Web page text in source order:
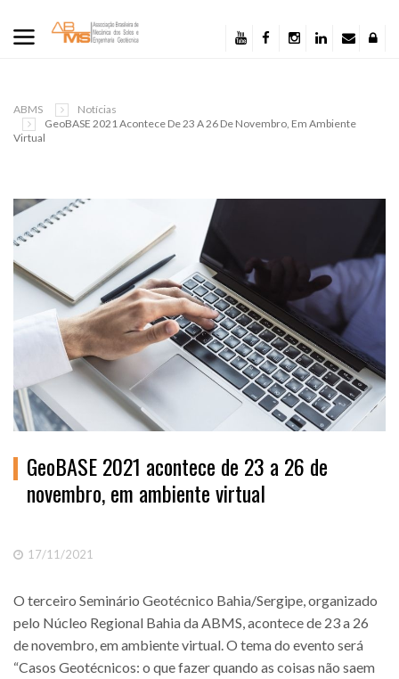
ABMS
Notícias
GeoBASE 2021 Acontece De 23 A 26 De Novembro, Em Ambiente
Virtual
GeoBASE 2021 acontece de 23 a 26 de
novembro, em ambiente virtual
17/11/2021
O terceiro Seminário Geotécnico Bahia/Sergipe, organizado
pelo Núcleo Regional Bahia da ABMS, acontece de 23 a 26
de novembro, em ambiente virtual. O tema do evento será
“Casos Geotécnicos: o que fazer quando as coisas não saem